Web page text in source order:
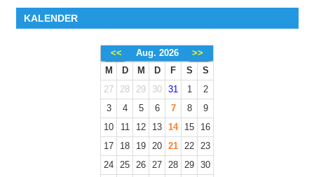
KALENDER
<< Aug. 2026
>>
M
D M D F S
S
27
28 29 30 31 1
2
3
4 5 6 7 8
9
10
11 12 13 14 15
16
17
18 19 20 21 22
23
24
25 26 27 28 29 30